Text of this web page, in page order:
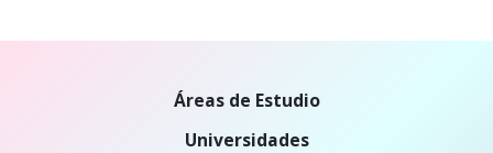
Áreas de Estudio
Universidades